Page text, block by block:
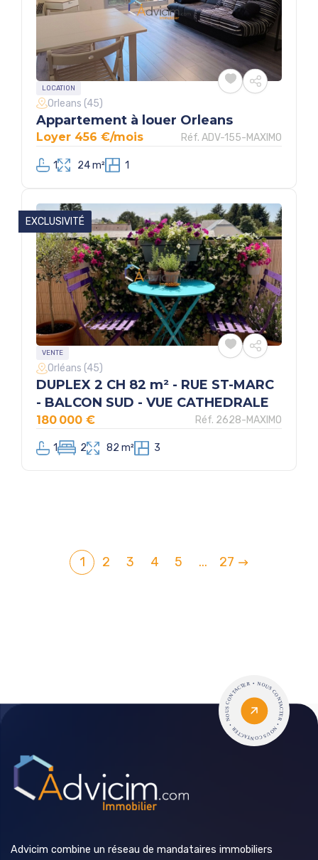
LOCATION
Réf. ADV-155-MAXIMO
Orleans (45)
Appartement à louer Orleans
1 24 m² 1
Loyer 456 €/mois
EXCLUSIVITÉ
VENTE
Réf. 2628-MAXIMO
Orléans (45)
DUPLEX 2 CH 82 m² - RUE ST-MARC
- BALCON SUD - VUE CATHEDRALE
1 2 82 m² 3
180 000 €
1 2 3 4 5 ... 27
Advicim combine un réseau de mandataires immobiliers